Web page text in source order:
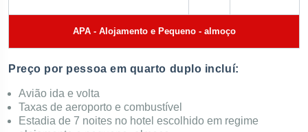
APA - Alojamento e Pequeno - almoço
Preço por pessoa em quarto duplo incluí:
Avião ida e volta
Taxas de aeroporto e combustível
Estadia de 7 noites no hotel escolhido em regime